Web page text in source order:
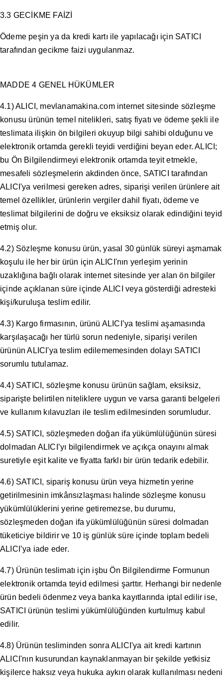
3.3 GECİKME FAİZİ
Ödeme peşin ya da kredi kartı ile yapılacağı için SATICI
tarafından gecikme faizi uygulanmaz.
MADDE 4 GENEL HÜKÜMLER
4.1) ALICI, mevlanamakina.com internet sitesinde sözleşme
konusu ürünün temel nitelikleri, satış fiyatı ve ödeme şekli ile
teslimata ilişkin ön bilgileri okuyup bilgi sahibi olduğunu ve
elektronik ortamda gerekli teyidi verdiğini beyan eder. ALICI;
bu Ön Bilgilendirmeyi elektronik ortamda teyit etmekle,
mesafeli sözleşmelerin akdinden önce, SATICI tarafından
ALICI'ya verilmesi gereken adres, siparişi verilen ürünlere ait
temel özellikler, ürünlerin vergiler dahil fiyatı, ödeme ve
teslimat bilgilerini de doğru ve eksiksiz olarak edindiğini teyid
etmiş olur.
4.2) Sözleşme konusu ürün, yasal 30 günlük süreyi aşmamak
koşulu ile her bir ürün için ALICI'nın yerleşim yerinin
uzaklığına bağlı olarak internet sitesinde yer alan ön bilgiler
içinde açıklanan süre içinde ALICI veya gösterdiği adresteki
kişi/kuruluşa teslim edilir.
4.3) Kargo firmasının, ürünü ALICI’ya teslimi aşamasında
karşılaşacağı her türlü sorun nedeniyle, siparişi verilen
ürünün ALICI'ya teslim edilememesinden dolayı SATICI
sorumlu tutulamaz.
4.4) SATICI, sözleşme konusu ürünün sağlam, eksiksiz,
siparişte belirtilen niteliklere uygun ve varsa garanti belgeleri
ve kullanım kılavuzları ile teslim edilmesinden sorumludur.
4.5) SATICI, sözleşmeden doğan ifa yükümlülüğünün süresi
dolmadan ALICI’yı bilgilendirmek ve açıkça onayını almak
suretiyle eşit kalite ve fiyatta farklı bir ürün tedarik edebilir.
4.6) SATICI, sipariş konusu ürün veya hizmetin yerine
getirilmesinin imkânsızlaşması halinde sözleşme konusu
yükümlülüklerini yerine getiremezse, bu durumu,
sözleşmeden doğan ifa yükümlülüğünün süresi dolmadan
tüketiciye bildirir ve 10 iş günlük süre içinde toplam bedeli
ALICI’ya iade eder.
4.7) Ürünün teslimatı için işbu Ön Bilgilendirme Formunun
elektronik ortamda teyid edilmesi şarttır. Herhangi bir nedenle
ürün bedeli ödenmez veya banka kayıtlarında iptal edilir ise,
SATICI ürünün teslimi yükümlülüğünden kurtulmuş kabul
edilir.
4.8) Ürünün tesliminden sonra ALICI'ya ait kredi kartının
ALICI'nın kusurundan kaynaklanmayan bir şekilde yetkisiz
kişilerce haksız veya hukuka aykırı olarak kullanılması nedeni